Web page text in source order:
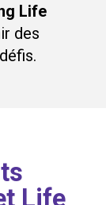
Life
des
Life